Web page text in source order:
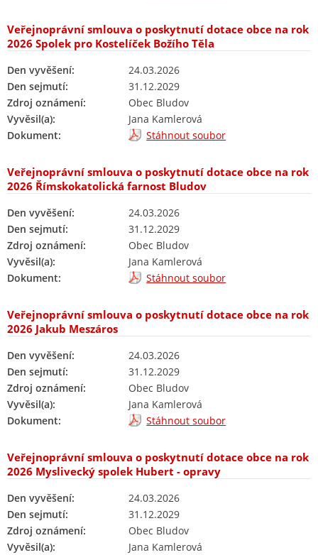
Veřejnoprávní smlouva o poskytnutí dotace obce na rok
2026 Spolek pro Kostelíček Božího Těla
Den vyvěšení:
24.03.2026
Den sejmutí:
31.12.2029
Zdroj oznámení:
Obec Bludov
Vyvěsil(a):
Jana Kamlerová
Dokument:
Stáhnout soubor
Veřejnoprávní smlouva o poskytnutí dotace obce na rok
2026 Římskokatolická farnost Bludov
Den vyvěšení:
24.03.2026
Den sejmutí:
31.12.2029
Zdroj oznámení:
Obec Bludov
Vyvěsil(a):
Jana Kamlerová
Dokument:
Stáhnout soubor
Veřejnoprávní smlouva o poskytnutí dotace obce na rok
2026 Jakub Meszáros
Den vyvěšení:
24.03.2026
Den sejmutí:
31.12.2029
Zdroj oznámení:
Obec Bludov
Vyvěsil(a):
Jana Kamlerová
Dokument:
Stáhnout soubor
Veřejnoprávní smlouva o poskytnutí dotace obce na rok
2026 Myslivecký spolek Hubert - opravy
Den vyvěšení:
24.03.2026
Den sejmutí:
31.12.2029
Zdroj oznámení:
Obec Bludov
Vyvěsil(a):
Jana Kamlerová